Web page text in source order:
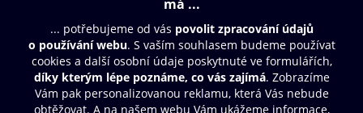
Obsah ke stažení
Moje O2 Knihovna
Další zábava